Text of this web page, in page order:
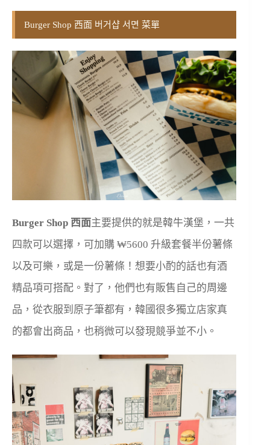
Burger Shop 西面 버거샵 서면 菜單
Burger Shop 西面主要提供的就是韓牛漢堡，一共
四款可以選擇，可加購 ₩5600 升級套餐半份薯條
以及可樂，或是一份薯條！想要小酌的話也有酒
精品項可搭配。對了，他們也有販售自己的周邊
品，從衣服到原子筆都有，韓國很多獨立店家真
的都會出商品，也稍微可以發現競爭並不小。